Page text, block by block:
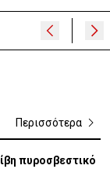
Περισσότερα
πυροσβεστικό